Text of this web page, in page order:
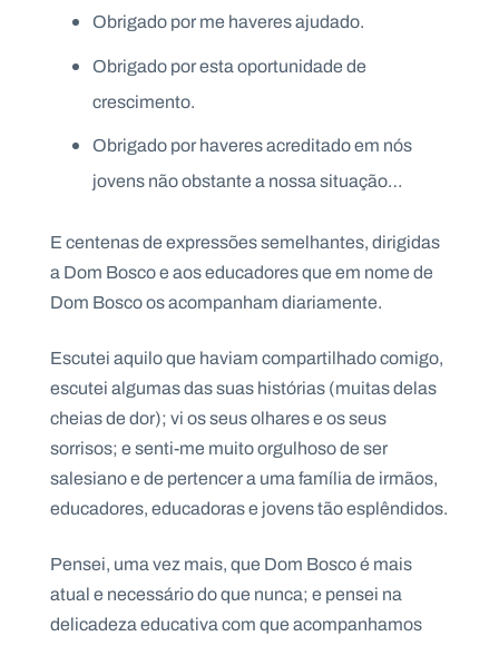
Obrigado por me haveres ajudado.
Obrigado por esta oportunidade de
crescimento.
Obrigado por haveres acreditado em nós
jovens não obstante a nossa situação…
E centenas de expressões semelhantes, dirigidas
a Dom Bosco e aos educadores que em nome de
Dom Bosco os acompanham diariamente.
Escutei aquilo que haviam compartilhado comigo,
escutei algumas das suas histórias (muitas delas
cheias de dor); vi os seus olhares e os seus
sorrisos; e senti-me muito orgulhoso de ser
salesiano e de pertencer a uma família de irmãos,
educadores, educadoras e jovens tão esplêndidos.
Pensei, uma vez mais, que Dom Bosco é mais
atual e necessário do que nunca; e pensei na
delicadeza educativa com que acompanhamos